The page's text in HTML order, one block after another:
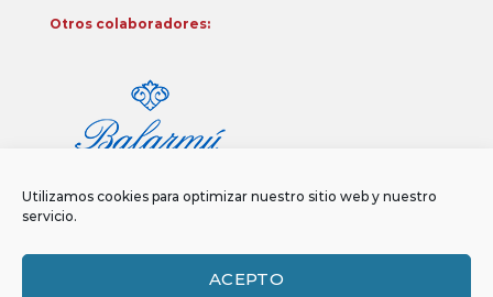
Utilizamos cookies para optimizar nuestro sitio web y nuestro
servicio.
ACEPTO
Otros colaboradores: